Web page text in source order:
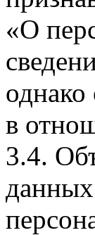
«О
однако
в
3.4.